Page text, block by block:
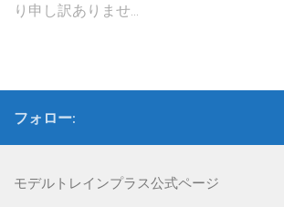
り申し訳ありませ...
フォロー:
モデルトレインプラス公式ページ